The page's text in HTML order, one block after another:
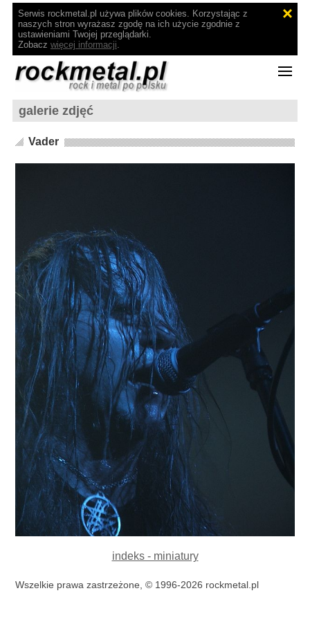
Serwis rockmetal.pl używa plików cookies. Korzystając z
naszych stron wyrażasz zgodę na ich użycie zgodnie z
ustawieniami Twojej przeglądarki.
Zobacz więcej informacji.
galerie zdjęć
Vader
indeks - miniatury
Wszelkie prawa zastrzeżone, © 1996-2026 rockmetal.pl